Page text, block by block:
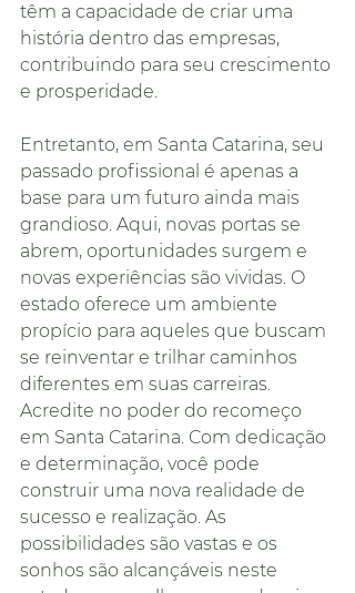
têm a capacidade de criar uma
história dentro das empresas,
contribuindo para seu crescimento
e prosperidade.
Entretanto, em Santa Catarina, seu
passado profissional é apenas a
base para um futuro ainda mais
grandioso. Aqui, novas portas se
abrem, oportunidades surgem e
novas experiências são vividas. O
estado oferece um ambiente
propício para aqueles que buscam
se reinventar e trilhar caminhos
diferentes em suas carreiras.
Acredite no poder do recomeço
em Santa Catarina. Com dedicação
e determinação, você pode
construir uma nova realidade de
sucesso e realização. As
possibilidades são vastas e os
sonhos são alcançáveis neste